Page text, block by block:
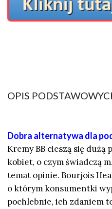
OPIS
Dobra alternatywa dla
Kremy BB cieszą się dużą
kobiet, o czym świadczą
temat opinie. Bourjois
o którym konsumentki
pochlebnie, ich zdaniem